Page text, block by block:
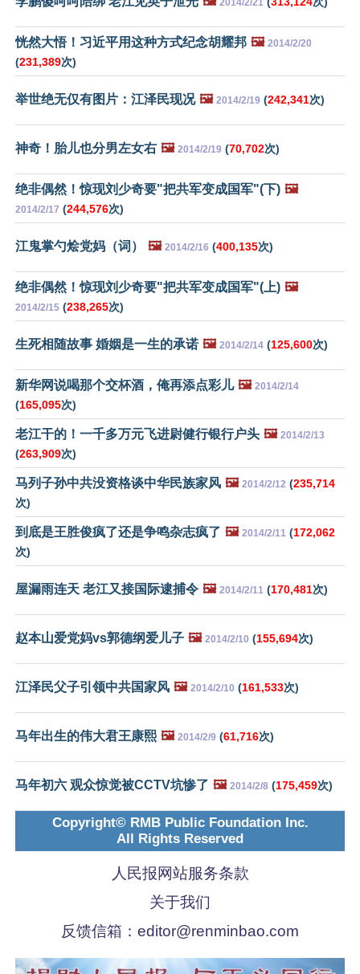
恍然大悟！习近平用这种方式纪念胡耀邦 🖼️ 2014/2/20
(231,389次)
举世绝无仅有图片：江泽民现况 🖼️ 2014/2/19 (242,341次)
神奇！胎儿也分男左女右 🖼️ 2014/2/19 (70,702次)
绝非偶然！惊现刘少奇要"把共军变成国军"(下) 🖼️
2014/2/17 (244,576次)
江鬼掌勺烩党妈（词） 🖼️ 2014/2/16 (400,135次)
绝非偶然！惊现刘少奇要"把共军变成国军"(上) 🖼️
2014/2/15 (238,265次)
生死相随故事 婚姻是一生的承诺 🖼️ 2014/2/14 (125,600次)
新华网说喝那个交杯酒，俺再添点彩儿 🖼️ 2014/2/14
(165,095次)
老江干的！一千多万元飞进尉健行银行户头 🖼️ 2014/2/13
(263,909次)
马列子孙中共没资格谈中华民族家风 🖼️ 2014/2/12 (235,714
次)
到底是王胜俊疯了还是争鸣杂志疯了 🖼️ 2014/2/11 (172,062
次)
屋漏雨连天 老江又接国际逮捕令 🖼️ 2014/2/11 (170,481次)
赵本山爱党妈vs郭德纲爱儿子 🖼️ 2014/2/10 (155,694次)
江泽民父子引领中共国家风 🖼️ 2014/2/10 (161,533次)
马年出生的伟大君王康熙 🖼️ 2014/2/9 (61,716次)
马年初六 观众惊觉被CCTV坑惨了 🖼️ 2014/2/8 (175,459次)
Copyright© RMB Public Foundation Inc.
All Rights Reserved
人民报网站服务条款
关于我们
反馈信箱： editor@renminbao.com